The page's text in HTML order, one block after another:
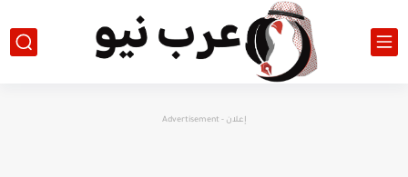
إعلان - Advertisement